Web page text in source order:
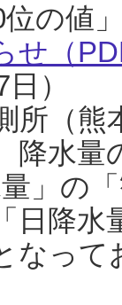
の値
せ（
）
所（熊
降水
量」の
日降
なっ